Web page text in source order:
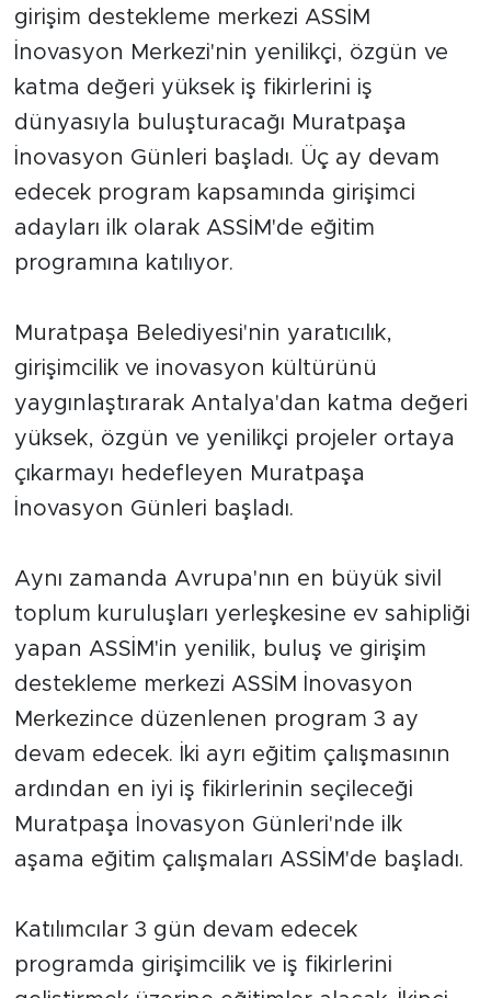
girişim destekleme merkezi ASSİM
İnovasyon Merkezi'nin yenilikçi, özgün ve
katma değeri yüksek iş fikirlerini iş
dünyasıyla buluşturacağı Muratpaşa
İnovasyon Günleri başladı. Üç ay devam
edecek program kapsamında girişimci
adayları ilk olarak ASSİM'de eğitim
programına katılıyor.
Muratpaşa Belediyesi'nin yaratıcılık,
girişimcilik ve inovasyon kültürünü
yaygınlaştırarak Antalya'dan katma değeri
yüksek, özgün ve yenilikçi projeler ortaya
çıkarmayı hedefleyen Muratpaşa
İnovasyon Günleri başladı.
Aynı zamanda Avrupa'nın en büyük sivil
toplum kuruluşları yerleşkesine ev sahipliği
yapan ASSİM'in yenilik, buluş ve girişim
destekleme merkezi ASSİM İnovasyon
Merkezince düzenlenen program 3 ay
devam edecek. İki ayrı eğitim çalışmasının
ardından en iyi iş fikirlerinin seçileceği
Muratpaşa İnovasyon Günleri'nde ilk
aşama eğitim çalışmaları ASSİM'de başladı.
Katılımcılar 3 gün devam edecek
programda girişimcilik ve iş fikirlerini